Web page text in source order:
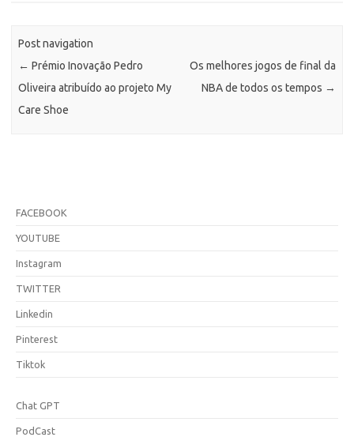
Post navigation
← Prémio Inovação Pedro
Oliveira atribuído ao projeto My
Care Shoe
Os melhores jogos de final da
NBA de todos os tempos →
FACEBOOK
YOUTUBE
Instagram
TWITTER
Linkedin
Pinterest
Tiktok
Chat GPT
PodCast